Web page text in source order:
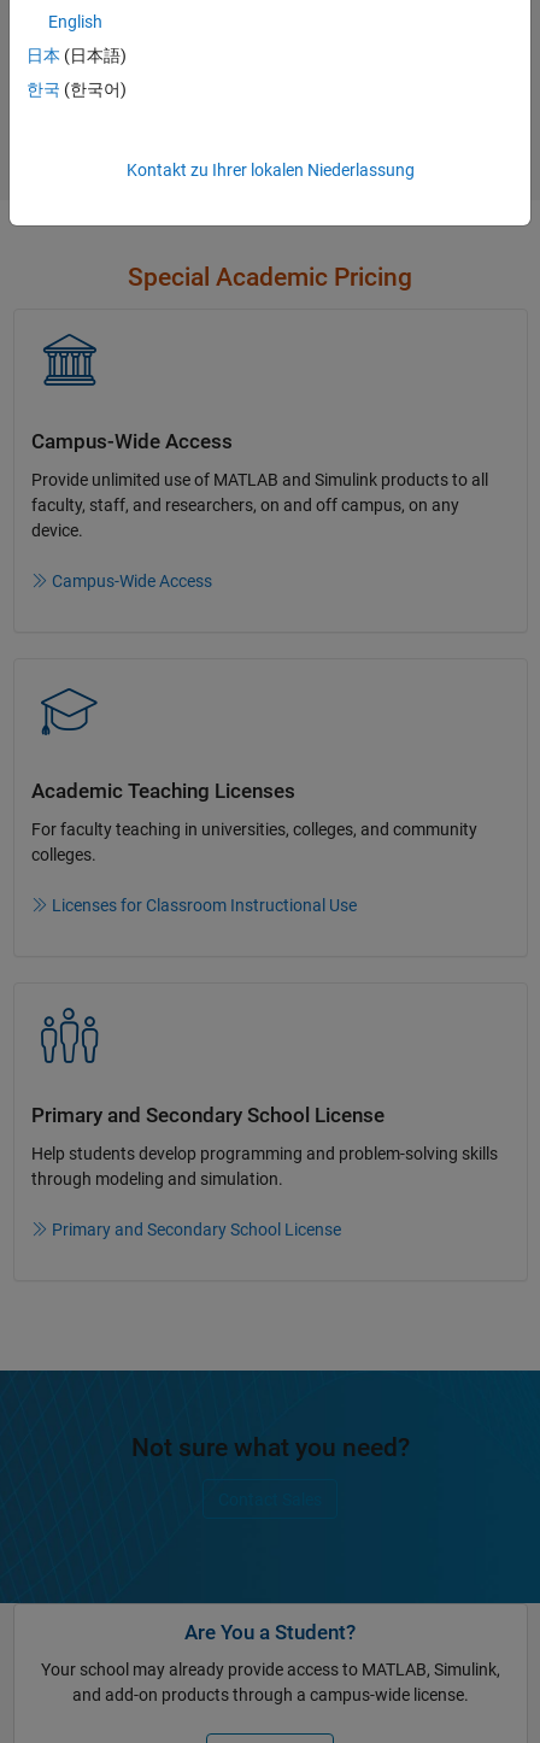
Special Academic Pricing
Campus-Wide Access
Provide unlimited use of MATLAB and Simulink products to all
faculty, staff, and researchers, on and off campus, on any
device.​
Campus-Wide Access
Academic Teaching License​s
For faculty teaching in universities, colleges, and community
colleges​.​
Licenses for Classroom Instructional Use
Primary and Secondary School License​
Help students develop programming and problem-solving skills
through modeling and simulation.​​
Primary and Secondary School License
Not sure what you need?
Are You a Student?
Your school may already provide access to MATLAB, Simulink,
and add-on products through a campus-wide license.
English
日本 (日本語)
한국 (한국어)
Kontakt zu Ihrer lokalen Niederlassung